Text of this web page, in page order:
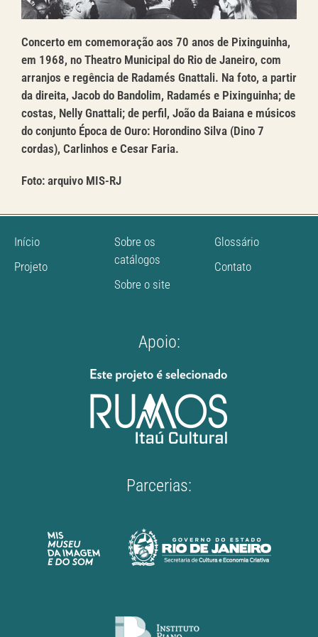
Concerto em comemoração aos 70 anos de Pixinguinha,
em 1968, no Theatro Municipal do Rio de Janeiro, com
arranjos e regência de Radamés Gnattali. Na foto, a partir
da direita, Jacob do Bandolim, Radamés e Pixinguinha; de
costas, Nelly Gnattali; de perfil, João da Baiana e músicos
do conjunto Época de Ouro: Horondino Silva (Dino 7
cordas), Carlinhos e Cesar Faria.
Foto: arquivo MIS-RJ
Início
Projeto
Sobre os
catálogos
Sobre o site
Glossário
Contato
Apoio:
Parcerias: